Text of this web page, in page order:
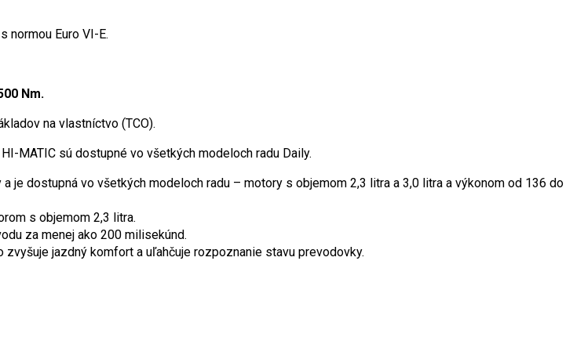
normou Euro VI-E.
Nm.
na vlastníctvo (TCO).
MATIC sú dostupné vo všetkých modeloch radu Daily.
je dostupná vo všetkých modeloch radu – motory s objemom 2,3 litra a 3,0 litra a výkonom od 136 do
s objemom 2,3 litra.
za menej ako 200 milisekúnd.
jazdný komfort a uľahčuje rozpoznanie stavu prevodovky.